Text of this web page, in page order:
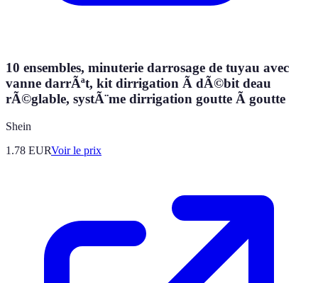
10 ensembles, minuterie darrosage de tuyau avec
vanne darrÃªt, kit dirrigation Ã dÃ©bit deau
rÃ©glable, systÃ¨me dirrigation goutte Ã goutte
Shein
1.78 EURVoir le prix